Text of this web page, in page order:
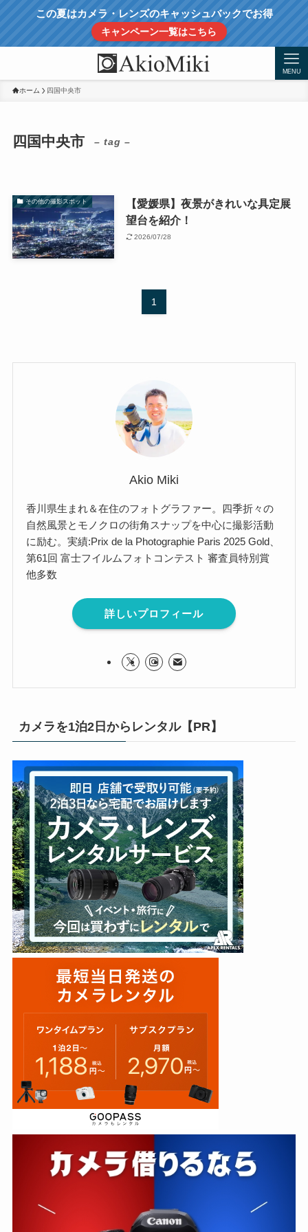
この夏はカメラ・レンズのキャッシュバックでお得
キャンペーン一覧はこちら
MENU
ホーム 四国中央市
四国中央市 – tag –
その他の撮影スポット
【愛媛県】夜景がきれいな具定展
望台を紹介！
2026/07/28
1
Akio Miki
香川県生まれ＆在住のフォトグラファー。四季折々の
自然風景とモノクロの街角スナップを中心に撮影活動
に励む。実績:Prix de la Photographie Paris 2025 Gold、
第61回 富士フイルムフォトコンテスト 審査員特別賞
他多数
詳しいプロフィール
カメラを1泊2日からレンタル【PR】